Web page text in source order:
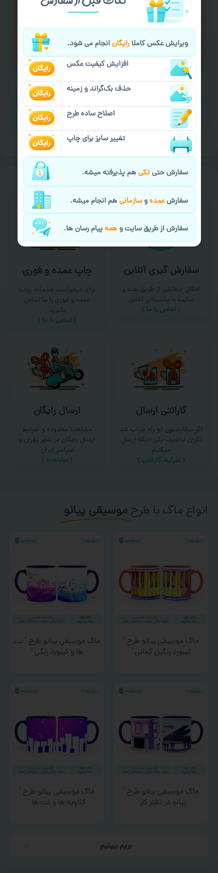
کادو کردن سفارش با اپراتو عکسچاپ هماهنگی
لازم را انجام دهید.
ایمیل جهت ثبت یا پیگیری سفارش:
aks4chap.com@gmail.com
برای ارسال پیام کلیک کنید
خیالت راحت ازسفارش گیری
سفارش گیری آنلاین
امکان سفارش از طریق چت و
سایت با پشتیبانی آنلاین
( تماس با ما‌ )
چاپ عمده و فوری
برای درخواست خدمات چاپ
عمده و فوری با ما تماس
بگیرید
( تماس با ما )
گارانتی ارسال
اگر سفارشتون تو راه خراب شد
نگران نباشید، یکی دیگه ارسال
میکنیم
( شرایط گارانتی )
ارسال رایگان
مشاهده محدوده و شرایط
ارسال رایگان در شهر تهران و
سراسر ایران
(مشاهده )
انواع ماگ با طرحموسیقی پیانو
ماگ موسیقی پیانو طرح ‘
کیبورد رنگین کمانی ‘
ماگ موسیقی پیانو طرح ‘ نت
ها و کیبورد رنگی ‘
ماگ موسیقی پیانو طرح ‘
پیانو در دفتر کار ‘
ماگ موسیقی پیانو طرح ‘
کلاویه‌ ها و نت ها ‘
بریم ببینیم
ویرایش عکس کاملارایگانانجام می شود.
افزایش کیفیت عکس
حذف بک‌گراند و زمینه
اصلاح ساده طرح
تغییر سایز برای چاپ
سفارش حتیتکیهم پذیرفته میشه.
سفارشعمدهوسازمانیهم انجام میشه.
سفارش از طریق سایت وهمهپیام رسان ها.